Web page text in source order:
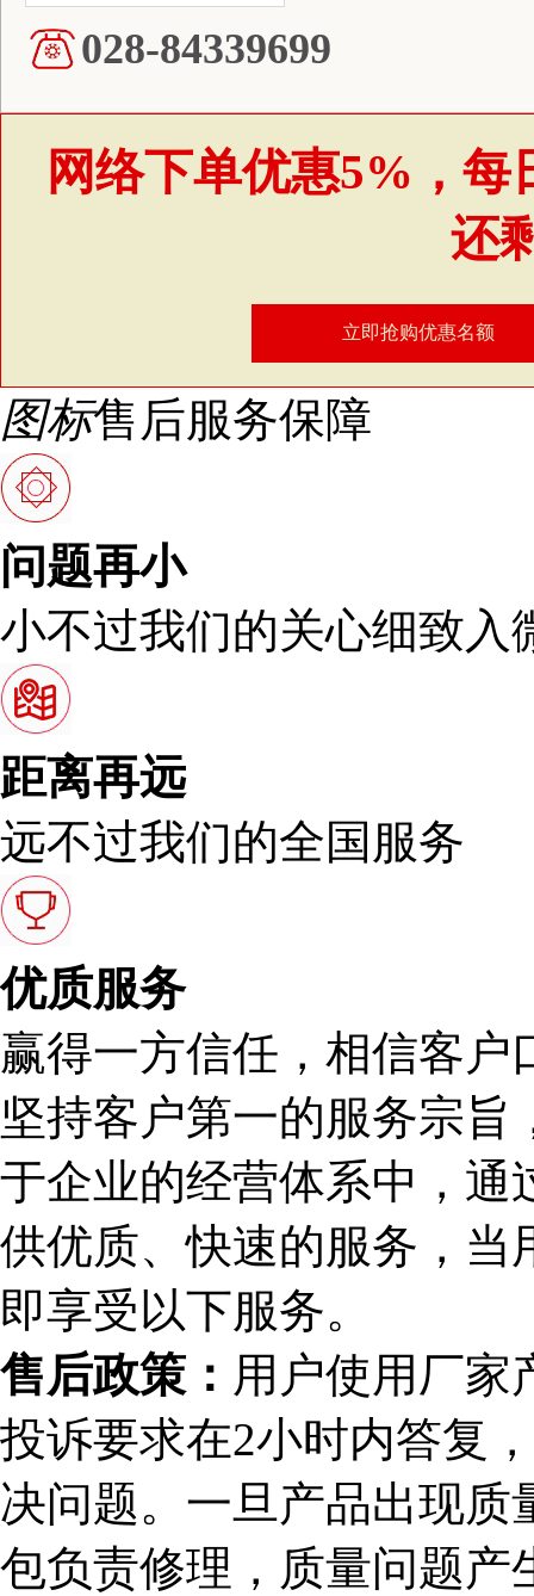
028-84339699
网络下单优惠5%，
还
立即抢购优惠名额
图标售后服务保障
问题再小
小不过我们的关心细致入
距离再远
远不过我们的全国服务
优质服务
赢得一方信任，相信客户
坚持客户第一的服务宗旨
于企业的经营体系中，通
供优质、快速的服务，当
即享受以下服务。
售后政策： 用户使用厂家
投诉要求在2小时内答复
决问题。一旦产品出现
包负责修理，质量问题产